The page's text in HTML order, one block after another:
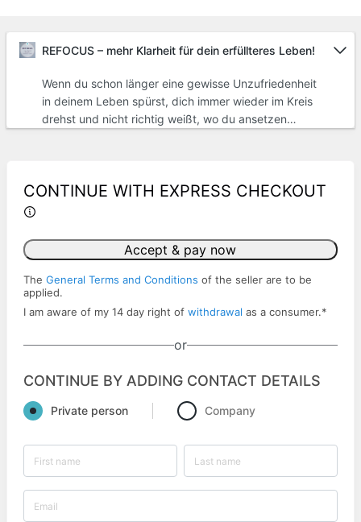
REFOCUS – mehr Klarheit für dein erfüllteres Leben!
Wenn du schon länger eine gewisse Unzufriedenheit
in deinem Leben spürst, dich immer wieder im Kreis
drehst und nicht richtig weißt, wo du ansetzen
dich.Es unterstützt dich dabei, dein
Lebensbereichen stehst (Standortbestimmung)wo
du hin willst (Zieldefinition)und wie der Weg dorthin
aussehen kann (massiver Aktionsplan)Du kannst die
4 Module in deinem Tempo durchlaufen (z.B. mit
Fokus an einem Tag oder entspannt über mehrere
zeitlich bei dir passt und sofort in die Umsetzung
leg` los!
CONTINUE WITH EXPRESS CHECKOUT
Accept & pay now
The General Terms and Conditions of the seller are to be
applied.
I am aware of my 14 day right of withdrawal as a consumer.*
or
CONTINUE BY ADDING CONTACT DETAILS
Private person Company